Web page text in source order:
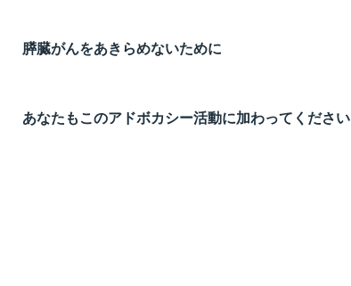
膵臓がんをあきらめないために
あなたもこのアドボカシー活動に加わってください